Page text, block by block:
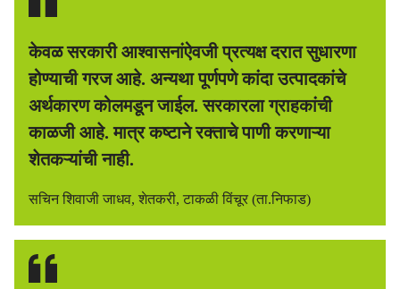
केवळ सरकारी आश्वासनांऐवजी प्रत्यक्ष दरात सुधारणा
होण्याची गरज आहे. अन्यथा पूर्णपणे कांदा उत्पादकांचे
अर्थकारण कोलमडून जाईल. सरकारला ग्राहकांची
काळजी आहे. मात्र कष्टाने रक्ताचे पाणी करणाऱ्या
शेतकऱ्यांची नाही.
सचिन शिवाजी जाधव, शेतकरी, टाकळी विंचूर (ता.निफाड)